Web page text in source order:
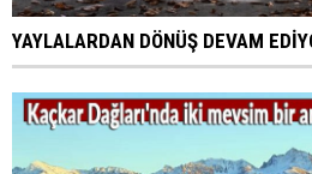
YAYLALARDAN DÖNÜŞ DEVAM